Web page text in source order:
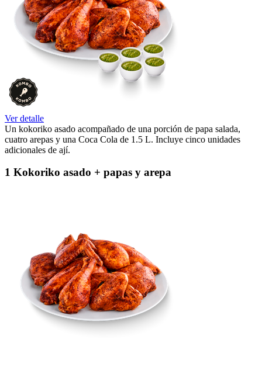
Ver detalle
Un kokoriko asado acompañado de una porción de papa salada,
cuatro arepas y una Coca Cola de 1.5 L. Incluye cinco unidades
adicionales de ají.
1 Kokoriko asado + papas y arepa